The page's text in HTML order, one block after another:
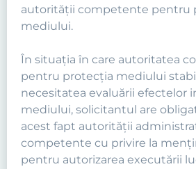
autorităţii competente pentru
mediului.
În situaţia în care autoritatea
pentru protecţia mediului
necesitatea evaluării efectelor
mediului, solicitantul are
acest fapt autorităţii
competente cu privire la
pentru autorizarea executării